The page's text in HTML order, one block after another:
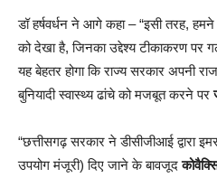
डॉ हर्षवर्धन ने आगे कहा – “इसी तरह, हमने
को देखा है, जिनका उद्देश्य टीकाकरण
यह बेहतर होगा कि राज्य सरकार अपनी
बुनियादी स्वास्थ्य ढांचे को मजबूत करने पर
“छत्तीसगढ़ सरकार ने डीसीजीआई
उपयोग मंजूरी) दिए जाने के बावजूद